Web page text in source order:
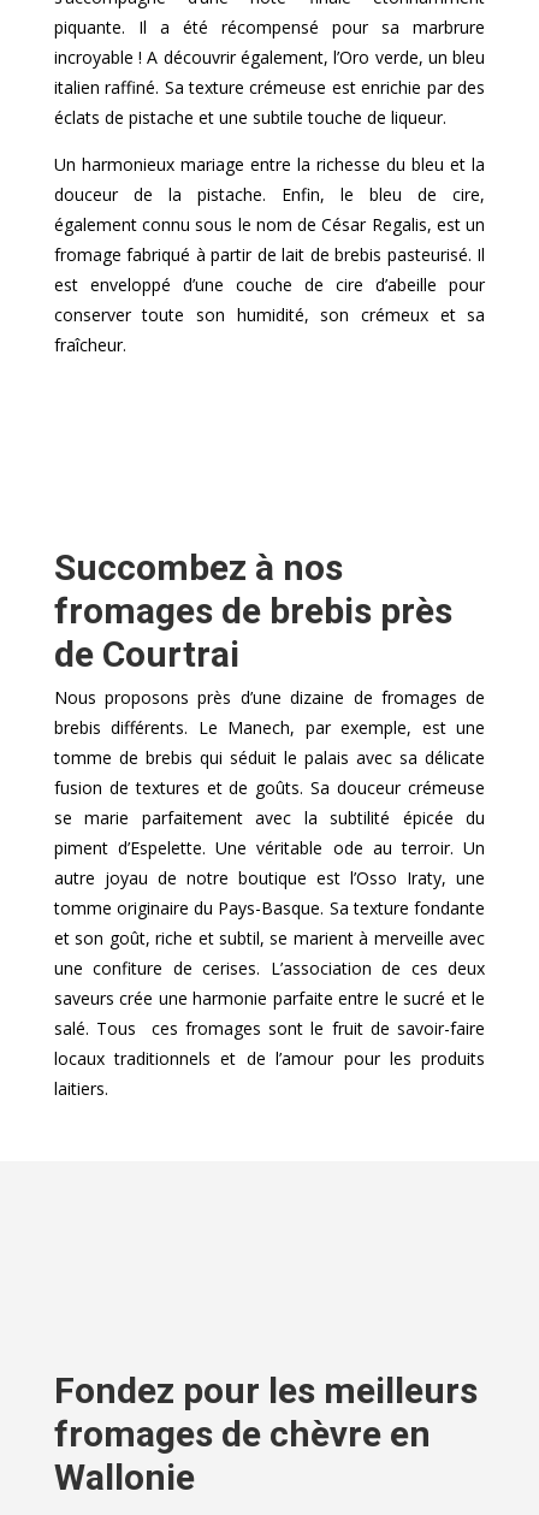
piquante. Il a été récompensé pour sa marbrure
incroyable ! A découvrir également, l’Oro verde, un bleu
italien raffiné. Sa texture crémeuse est enrichie par des
éclats de pistache et une subtile touche de liqueur.
Un harmonieux mariage entre la richesse du bleu et la
douceur de la pistache. Enfin, le bleu de cire,
également connu sous le nom de César Regalis, est un
fromage fabriqué à partir de lait de brebis pasteurisé. Il
est enveloppé d’une couche de cire d’abeille pour
conserver toute son humidité, son crémeux et sa
fraîcheur.
Succombez à nos
fromages de brebis près
de Courtrai
Nous proposons près d’une dizaine de fromages de
brebis différents. Le Manech, par exemple, est une
tomme de brebis qui séduit le palais avec sa délicate
fusion de textures et de goûts. Sa douceur crémeuse
se marie parfaitement avec la subtilité épicée du
piment d’Espelette. Une véritable ode au terroir. Un
autre joyau de notre boutique est l’Osso Iraty, une
tomme originaire du Pays-Basque. Sa texture fondante
et son goût, riche et subtil, se marient à merveille avec
une confiture de cerises. L’association de ces deux
saveurs crée une harmonie parfaite entre le sucré et le
salé. Tous ces fromages sont le fruit de savoir-faire
locaux traditionnels et de l’amour pour les produits
laitiers.
Fondez pour les meilleurs
fromages de chèvre en
Wallonie